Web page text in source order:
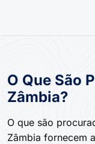
O Que São
Zâmbia?
O que são
Zâmbia fornecem